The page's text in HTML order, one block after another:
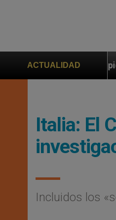
ACTUALIDAD
piden ayuda a Marco
Italia: El
Incluidos los